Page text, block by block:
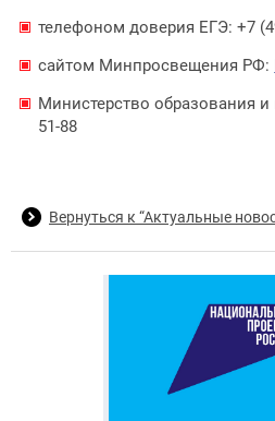
телефоном доверия ЕГЭ: +7
сайтом Минпросвещения РФ:
Министерство образования и
51-88
Вернуться к “Актуальные